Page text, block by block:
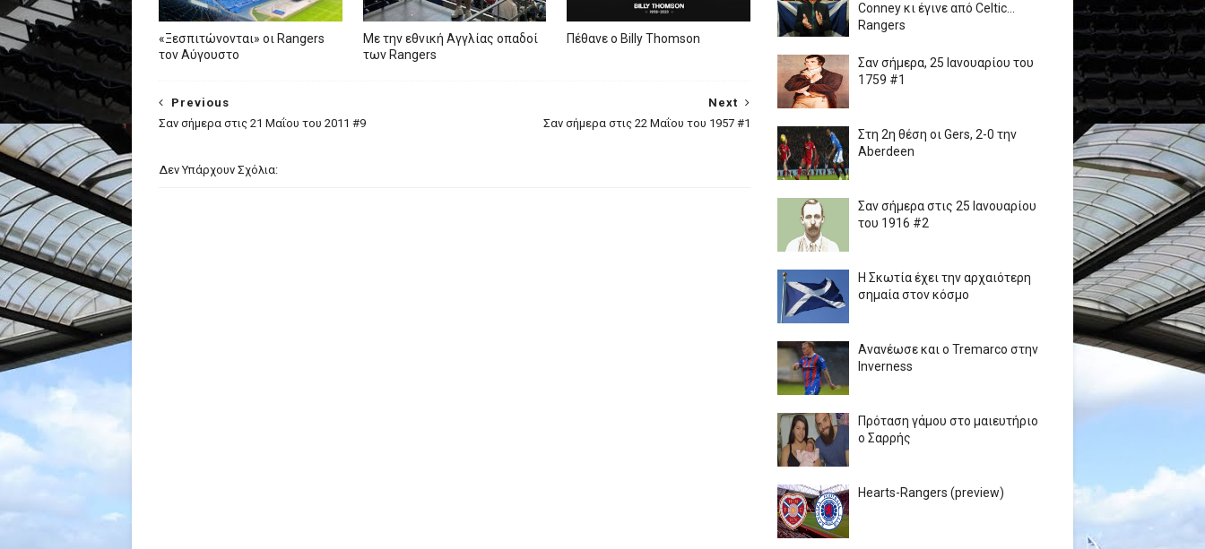
«Ξεσπιτώνονται» οι Rangers
τον Αύγουστο
Με την εθνική Αγγλίας οπαδοί
των Rangers
Πέθανε ο Billy Thomson
Next
Σαν σήμερα στις 22 Μαΐου του 1957 #1
Previous
Σαν σήμερα στις 21 Μαΐου του 2011 #9
Δεν Υπάρχουν Σχόλια:
Conney κι έγινε από Celtic...
Rangers
Σαν σήμερα, 25 Ιανουαρίου του
1759 #1
Στη 2η θέση οι Gers, 2-0 την
Aberdeen
Σαν σήμερα στις 25 Ιανουαρίου
του 1916 #2
Η Σκωτία έχει την αρχαιότερη
σημαία στον κόσμο
Ανανέωσε και ο Tremarco στην
Inverness
Πρόταση γάμου στο μαιευτήριο
ο Σαρρής
Hearts-Rangers (preview)